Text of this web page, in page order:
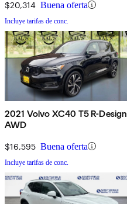
$20,314 Buena oferta
Incluye tarifas de conc.
2021 Volvo XC40 T5 R-Design
AWD
$16,595 Buena oferta
Incluye tarifas de conc.